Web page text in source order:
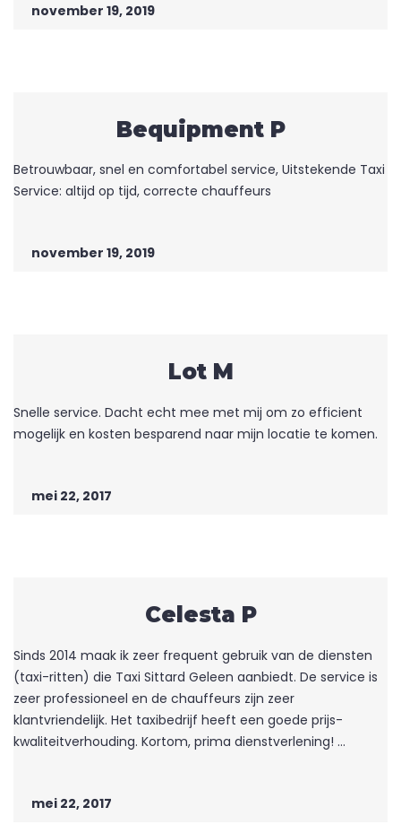
november 19, 2019
Bequipment P
Betrouwbaar, snel en comfortabel service, Uitstekende Taxi
Service: altijd op tijd, correcte chauffeurs
november 19, 2019
Lot M
Snelle service. Dacht echt mee met mij om zo efficient
mogelijk en kosten besparend naar mijn locatie te komen.
mei 22, 2017
Celesta P
Sinds 2014 maak ik zeer frequent gebruik van de diensten
(taxi-ritten) die Taxi Sittard Geleen aanbiedt. De service is
zeer professioneel en de chauffeurs zijn zeer
klantvriendelijk. Het taxibedrijf heeft een goede prijs-
kwaliteitverhouding. Kortom, prima dienstverlening! ...
mei 22, 2017